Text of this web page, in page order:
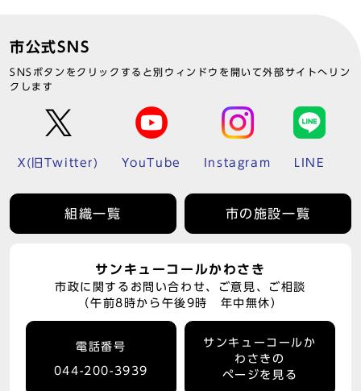
市公式SNS
SNSボタンをクリックすると別ウィンドウを開いて外部サイトへリン
クします
X(旧Twitter) YouTube Instagram LINE
組織一覧 市の施設一覧
サンキューコールかわさき
市政に関するお問い合わせ、ご意見、ご相談
（午前8時から午後9時 年中無休）
電話番号
044-200-3939
サンキューコールか
わさきの
ページを見る